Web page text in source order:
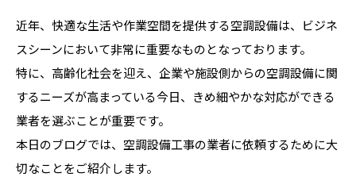
近年、快適な生活や作業空間を提供する空調設備は、ビジネ
スシーンにおいて非常に重要なものとなっております。
特に、高齢化社会を迎え、企業や施設側からの空調設備に関
するニーズが高まっている今日、きめ細やかな対応ができる
業者を選ぶことが重要です。
本日のブログでは、空調設備工事の業者に依頼するために大
切なことをご紹介します。